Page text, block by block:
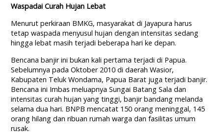
Waspadai Curah Hujan Lebat
Menurut perkiraan BMKG, masyarakat di Jayapura harus
tetap waspada menyusul hujan dengan intensitas sedang
hingga lebat masih terjadi beberapa hari ke depan.
Bencana banjir ini bukan kali pertama terjadi di Papua.
Sebelumnya pada Oktober 2010 di daerah Wasior,
Kabupaten Teluk Wondama, Papua Barat juga terjadi banjir.
Bencana ini Imbas meluapnya Sungai Batang Sala dan
intensitas curah hujan yang tinggi, banjir bandang melanda
selama dua hari. BNPB mencatat 150 orang meninggal, 145
orang hilang dan ribuan rumah warga dan fasilitas umum
rusak.